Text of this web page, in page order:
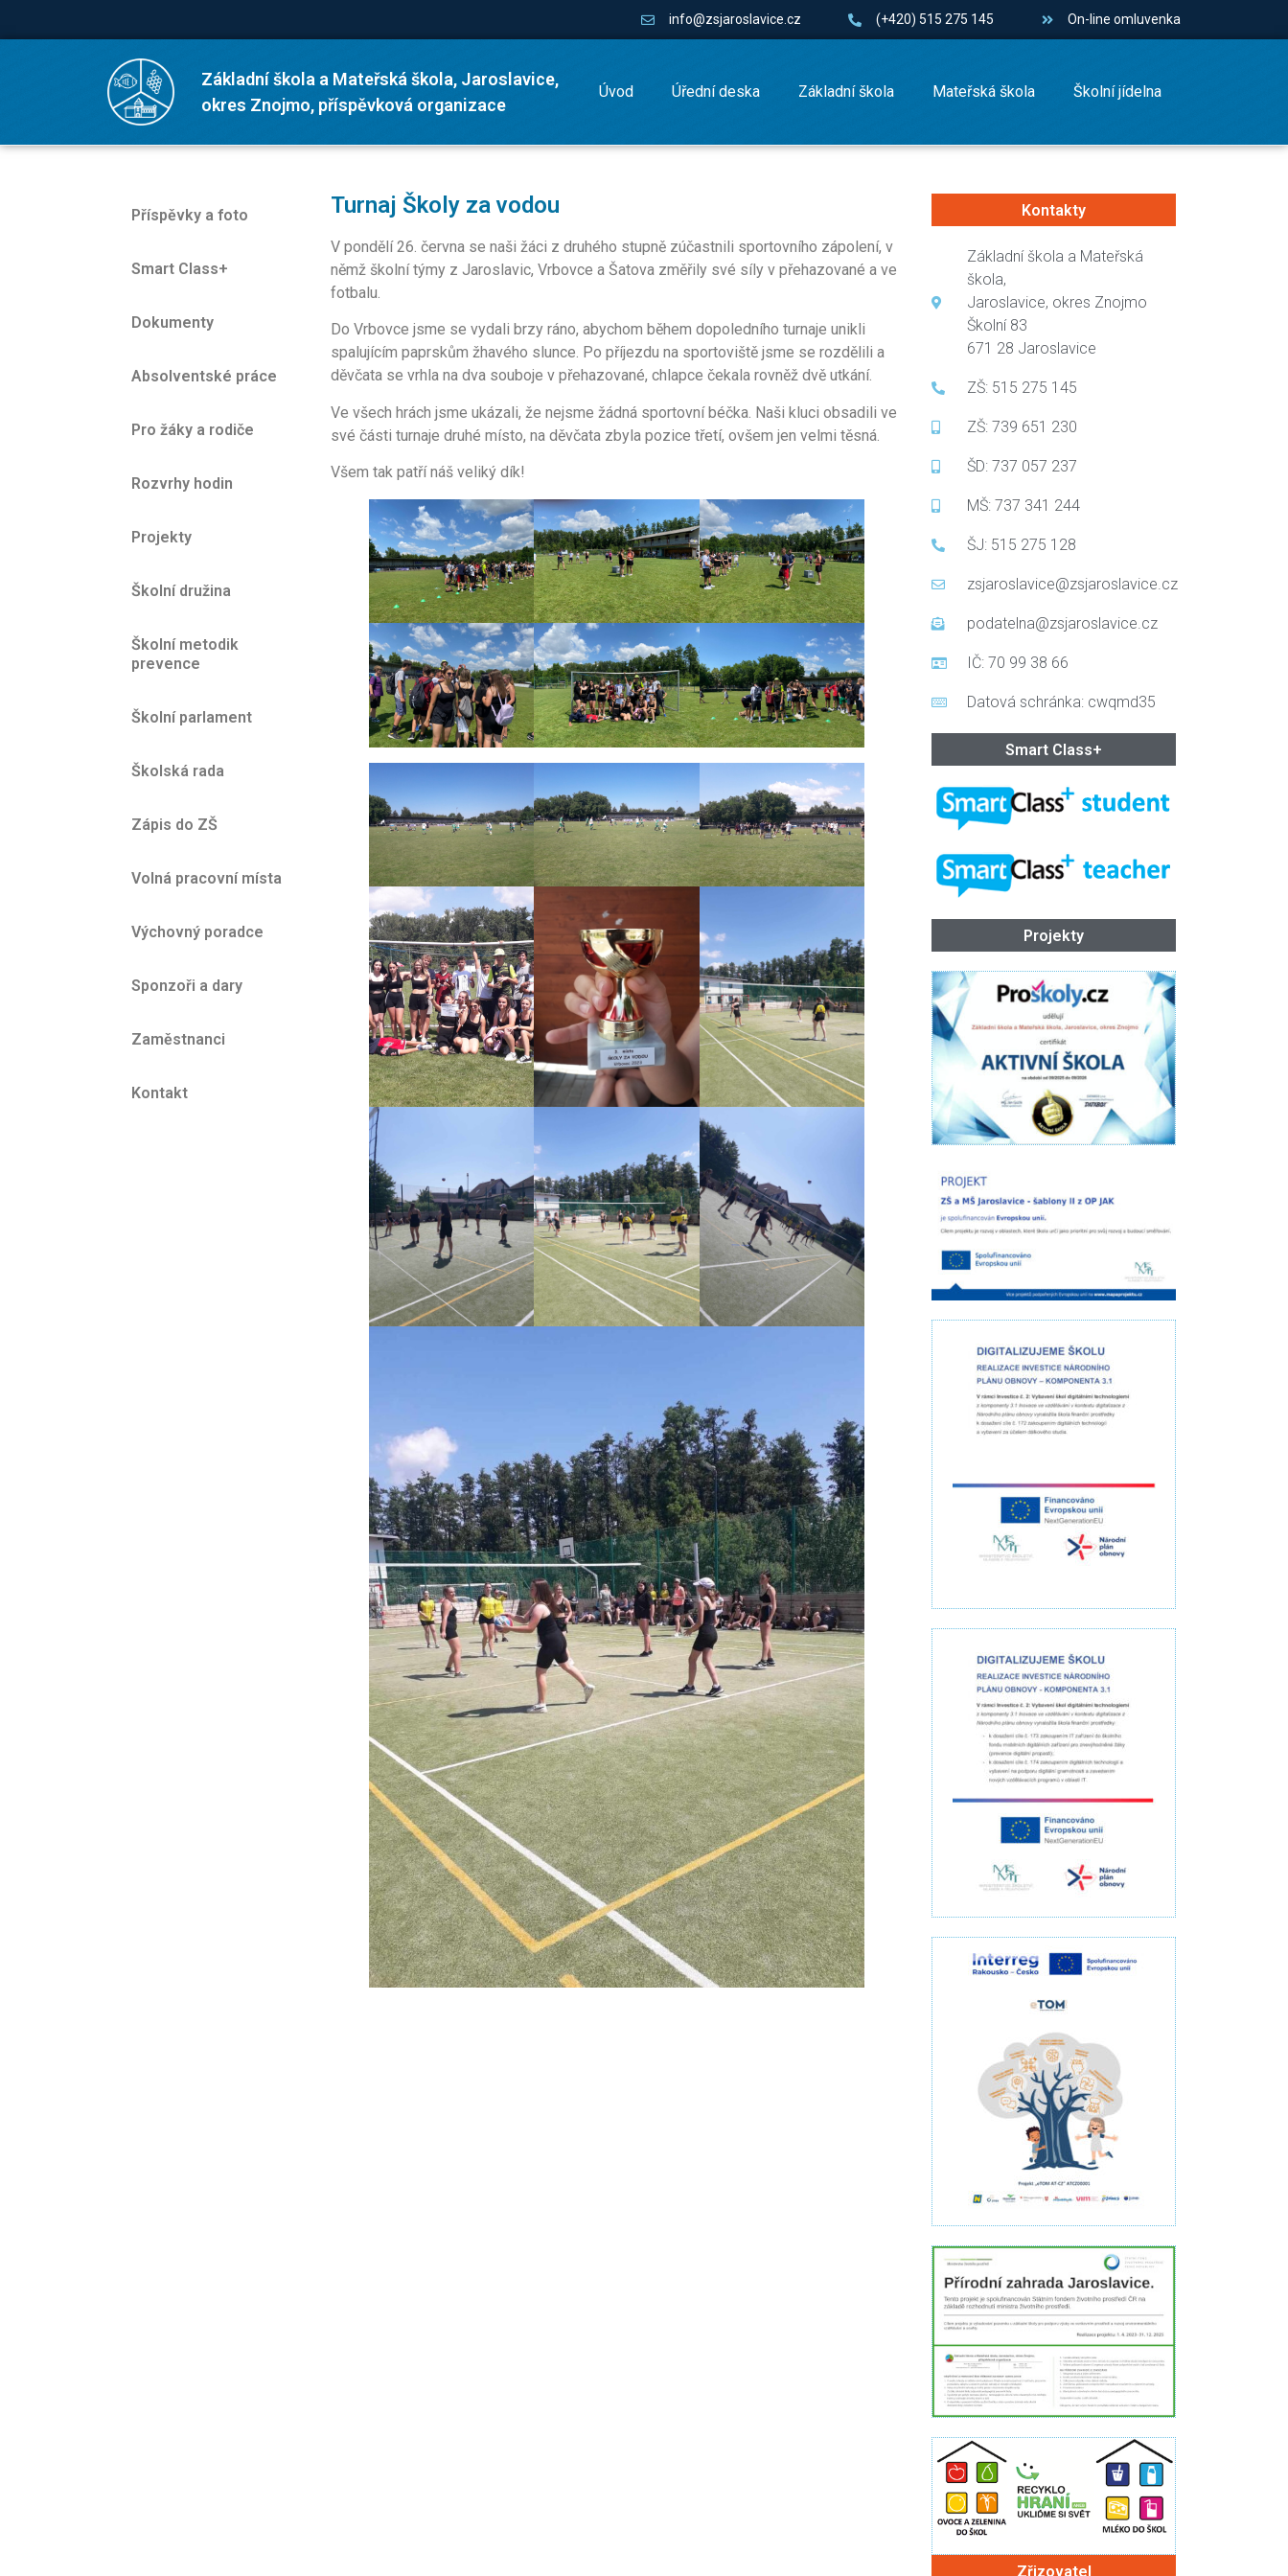
info@zsjaroslavice.cz (+420) 515 275 145 On-line omluvenka
Základní škola a Mateřská škola, Jaroslavice,
okres Znojmo, příspěvková organizace
Úvod Úřední deska Základní škola Mateřská škola Školní jídelna
Příspěvky a foto
Smart Class+
Dokumenty
Absolventské práce
Pro žáky a rodiče
Rozvrhy hodin
Projekty
Školní družina
Školní metodik
prevence
Školní parlament
Školská rada
Zápis do ZŠ
Volná pracovní místa
Výchovný poradce
Sponzoři a dary
Zaměstnanci
Kontakt
Turnaj Školy za vodou
V pondělí 26. června se naši žáci z druhého stupně zúčastnili sportovního zápolení, v
němž školní týmy z Jaroslavic, Vrbovce a Šatova změřily své síly v přehazované a ve
fotbalu.
Do Vrbovce jsme se vydali brzy ráno, abychom během dopoledního turnaje unikli
spalujícím paprskům žhavého slunce. Po příjezdu na sportoviště jsme se rozdělili a
děvčata se vrhla na dva souboje v přehazované, chlapce čekala rovněž dvě utkání.
Ve všech hrách jsme ukázali, že nejsme žádná sportovní béčka. Naši kluci obsadili ve
své části turnaje druhé místo, na děvčata zbyla pozice třetí, ovšem jen velmi těsná.
Všem tak patří náš veliký dík!
Kontakty
Základní škola a Mateřská
škola,
Jaroslavice, okres Znojmo
Školní 83
671 28 Jaroslavice
ZŠ: 515 275 145
ZŠ: 739 651 230
ŠD: 737 057 237
MŠ: 737 341 244
ŠJ: 515 275 128
zsjaroslavice@zsjaroslavice.cz
podatelna@zsjaroslavice.cz
IČ: 70 99 38 66
Datová schránka: cwqmd35
Smart Class+
Projekty
Zřizovatel